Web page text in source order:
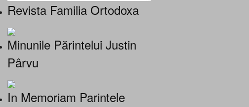
Revista Familia Ortodoxa
Minunile Părintelui Justin
Pârvu
In Memoriam Parintele